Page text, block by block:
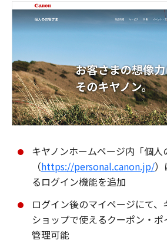
キヤノンホームページ内「個
（https://personal.canon.jp/）
るログイン機能を追加
ログイン後のマイページにて
ショップで使えるクーポン・
管理可能